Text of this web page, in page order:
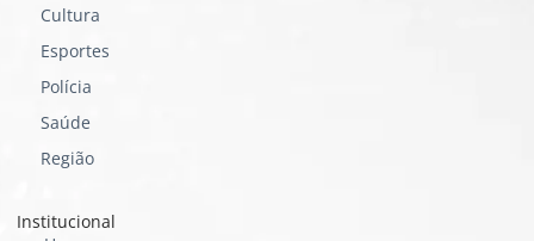
Cultura
Esportes
Polícia
Saúde
Região
Institucional